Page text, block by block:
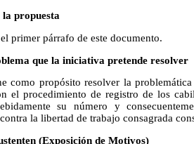
propuesta
primer párrafo de este documento.
que la iniciativa pretende resolver
como propósito resolver la
el procedimiento de registro de los
su número y
la libertad de trabajo consagrada
(Exposición de Motivos)